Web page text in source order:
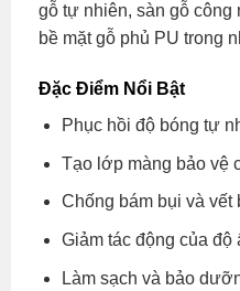
gỗ tự nhiên, sàn gỗ công
bề mặt gỗ phủ PU trong
Đặc Điểm Nổi Bật
Phục hồi độ bóng tự
Tạo lớp màng bảo vệ
Chống bám bụi và vết
Giảm tác động của độ
Làm sạch và bảo